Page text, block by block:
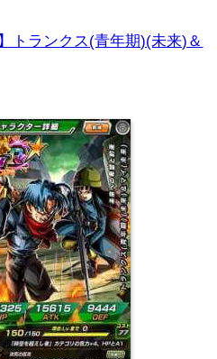
トランクス(青年期)(未来)＆